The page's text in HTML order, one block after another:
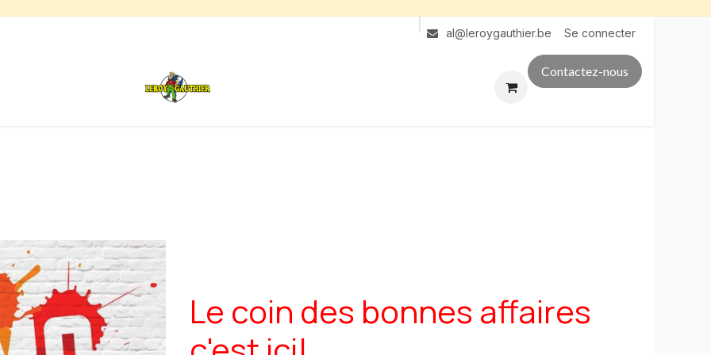
al@leroygauthier.be Se connecter
Contactez-nous
Le coin des bonnes affaires